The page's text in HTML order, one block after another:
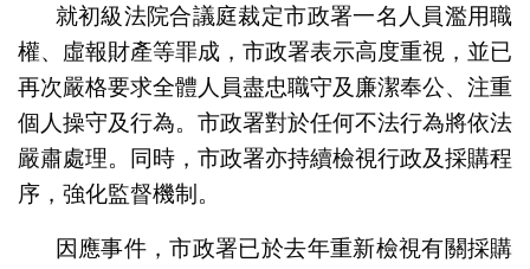
就初級法院合議庭裁定市政署一名人員濫用職
權、虛報財產等罪成，市政署表示高度重視，並已
再次嚴格要求全體人員盡忠職守及廉潔奉公、注重
個人操守及行為。市政署對於任何不法行為將依法
嚴肅處理。同時，市政署亦持續檢視行政及採購程
序，強化監督機制。
因應事件，市政署已於去年重新檢視有關採購